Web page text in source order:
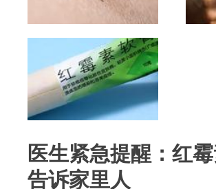
医生紧急提醒：红
告诉家里人